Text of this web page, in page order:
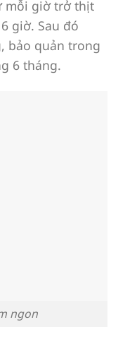
mỗi giờ trở thịt
giờ. Sau đó
bảo quản trong
6 tháng.
ngon